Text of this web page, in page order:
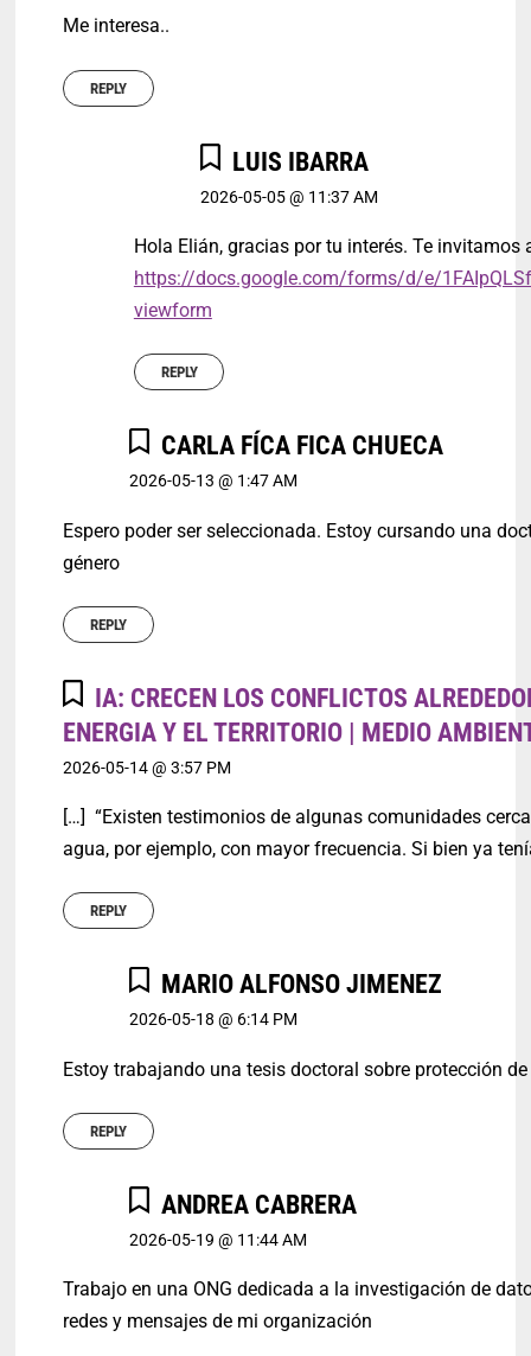
Me interesa..
REPLY
LUIS IBARRA
2026-05-05 @ 11:37 AM
Hola Elián, gracias por tu interés. Te invitamos
https://docs.google.com/forms/d/e/
viewform
REPLY
CARLA FÍCA FICA CHUECA
2026-05-13 @ 1:47 AM
Espero poder ser seleccionada. Estoy cursando una
género
REPLY
IA: CRECEN LOS CONFLICTOS
ENERGIA Y EL TERRITORIO | MEDIO
2026-05-14 @ 3:57 PM
[…] “Existen testimonios de algunas comunidades
agua, por ejemplo, con mayor frecuencia. Si bien ya
REPLY
MARIO ALFONSO JIMENEZ
2026-05-18 @ 6:14 PM
Estoy trabajando una tesis doctoral sobre protección
REPLY
ANDREA CABRERA
2026-05-19 @ 11:44 AM
Trabajo en una ONG dedicada a la investigación de
redes y mensajes de mi organización